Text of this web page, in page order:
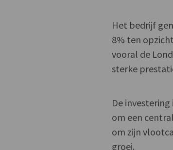
Het bedrijf
8% ten
vooral de
sterke
De
om een
om zijn
groei.